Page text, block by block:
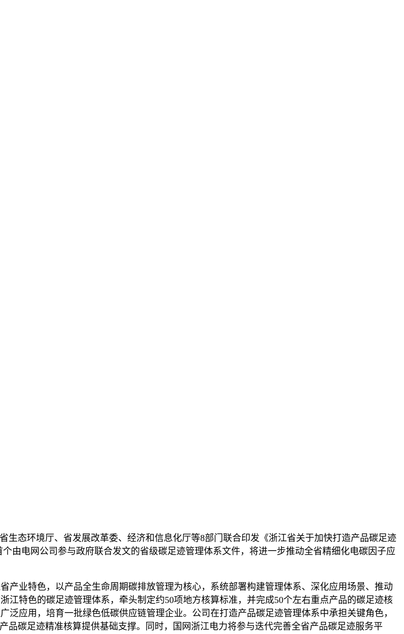
生态环境厅、省发展改革委、经济和信息化厅等8部门联合印发《浙江省关于加快打造产品碳足迹
由电网公司参与政府联合发文的省级碳足迹管理体系文件，将进一步推动全省精细化电碳因子应
产业特色，以产品全生命周期碳排放管理为核心，系统部署构建管理体系、深化应用场景、推动
江特色的碳足迹管理体系，牵头制定约50项地方核算标准，并完成50个左右重点产品的碳足迹核
泛应用，培育一批绿色低碳供应链管理企业。公司在打造产品碳足迹管理体系中承担关键角色，
品碳足迹精准核算提供基础支撑。同时，国网浙江电力将参与迭代完善全省产品碳足迹服务平